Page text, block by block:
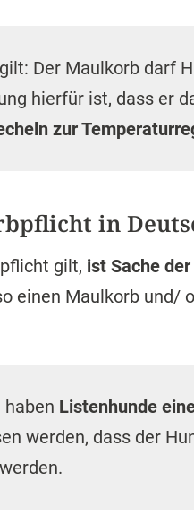
Der Maulkorb darf
hierfür ist, dass er
zur
in
gilt, ist Sache
einen Maulkorb und/
haben Listenhunde
werden, dass der